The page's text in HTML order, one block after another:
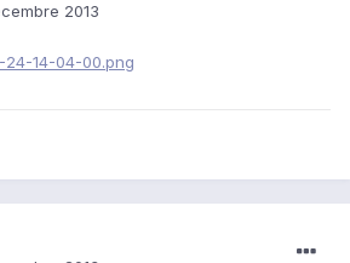
2013